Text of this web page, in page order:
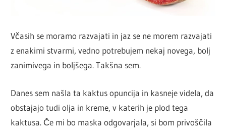
Včasih se moramo razvajati in jaz se ne morem razvajati
z enakimi stvarmi, vedno potrebujem nekaj novega, bolj
zanimivega in boljšega. Takšna sem.
Danes sem našla ta kaktus opuncija in kasneje videla, da
obstajajo tudi olja in kreme, v katerih je plod tega
kaktusa. Če mi bo maska odgovarjala, si bom privoščila